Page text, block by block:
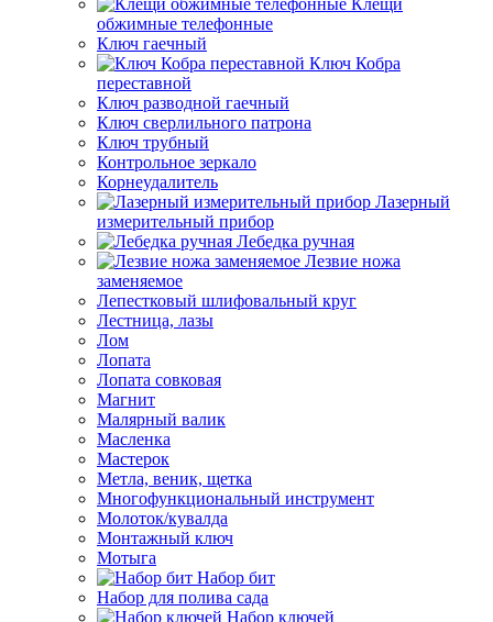
Клещи
обжимные телефонные
Ключ гаечный
Ключ Кобра
переставной
Ключ разводной гаечный
Ключ сверлильного патрона
Ключ трубный
Контрольное зеркало
Корнеудалитель
Лазерный
измерительный прибор
Лебедка ручная
Лезвие ножа
заменяемое
Лепестковый шлифовальный круг
Лестница, лазы
Лом
Лопата
Лопата совковая
Магнит
Малярный валик
Масленка
Мастерок
Метла, веник, щетка
Многофункциональный инструмент
Молоток/кувалда
Монтажный ключ
Мотыга
Набор бит
Набор для полива сада
Набор ключей